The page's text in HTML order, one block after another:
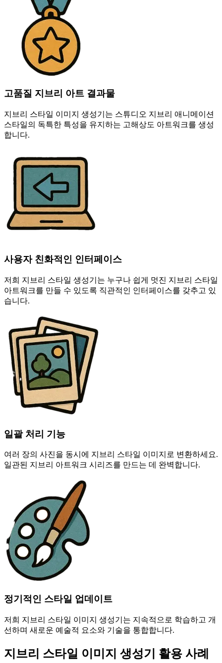
고품질 지브리 아트 결과물
지브리 스타일 이미지 생성기는 스튜디오 지브리 애니메이션
스타일의 독특한 특성을 유지하는 고해상도 아트워크를 생성
합니다.
사용자 친화적인 인터페이스
저희 지브리 스타일 생성기는 누구나 쉽게 멋진 지브리 스타일
아트워크를 만들 수 있도록 직관적인 인터페이스를 갖추고 있
습니다.
일괄 처리 기능
여러 장의 사진을 동시에 지브리 스타일 이미지로 변환하세요.
일관된 지브리 아트워크 시리즈를 만드는 데 완벽합니다.
정기적인 스타일 업데이트
저희 지브리 스타일 이미지 생성기는 지속적으로 학습하고 개
선하며 새로운 예술적 요소와 기술을 통합합니다.
지브리 스타일 이미지 생성기 활용 사례